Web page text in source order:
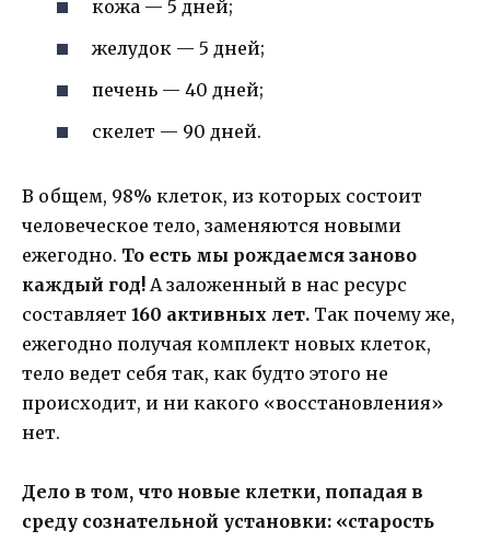
кожа — 5 дней;
желудок — 5 дней;
печень — 40 дней;
скелет — 90 дней.
В общем, 98% клеток, из которых состоит
человеческое тело, заменяются новыми
ежегодно. То есть мы рождаемся заново
каждый год! А заложенный в нас ресурс
составляет 160 активных лет. Так почему же,
ежегодно получая комплект новых клеток,
тело ведет себя так, как будто этого не
происходит, и ни какого «восстановления»
нет.
Дело в том, что новые клетки, попадая в
среду сознательной установки: «старость